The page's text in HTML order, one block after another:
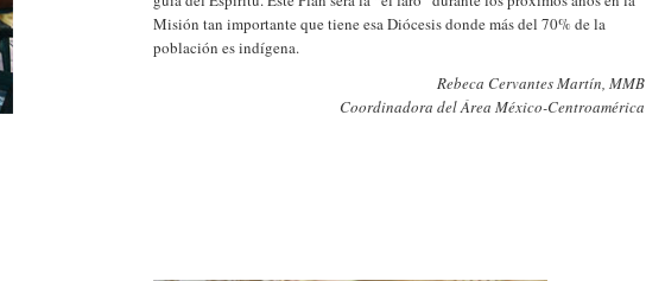
Misión tan importante que tiene esa Diócesis donde más del 70% de la
población es indígena.
Rebeca Cervantes Martín, MMB
Coordinadora del Área México-Centroamérica